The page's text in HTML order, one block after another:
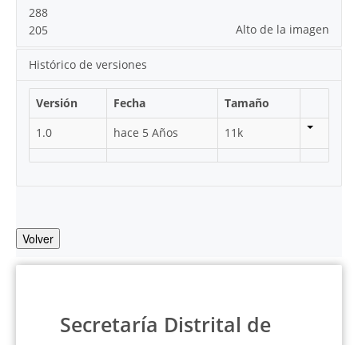
288
Alto de la imagen
205
Histórico de versiones
Versión Fecha
Tamaño
1.0
hace 5 Años 11k
Volver
Secretaría Distrital de